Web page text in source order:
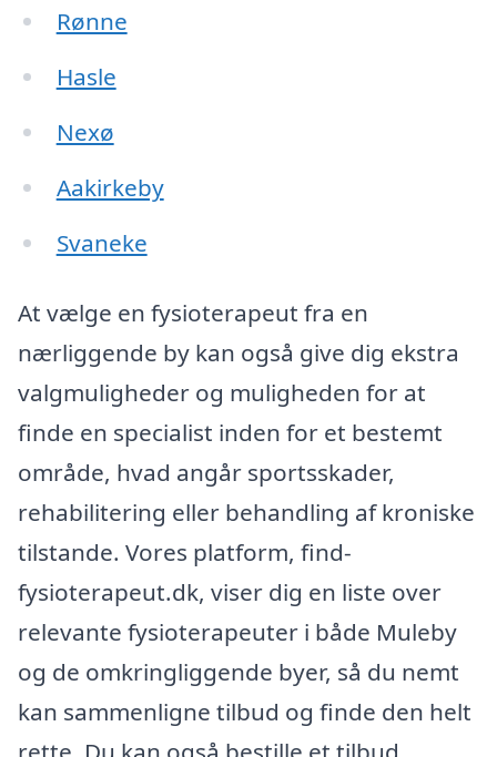
Rønne
Hasle
Nexø
Aakirkeby
Svaneke
At vælge en fysioterapeut fra en
nærliggende by kan også give dig ekstra
valgmuligheder og muligheden for at
finde en specialist inden for et bestemt
område, hvad angår sportsskader,
rehabilitering eller behandling af kroniske
tilstande. Vores platform, find-
fysioterapeut.dk, viser dig en liste over
relevante fysioterapeuter i både Muleby
og de omkringliggende byer, så du nemt
kan sammenligne tilbud og finde den helt